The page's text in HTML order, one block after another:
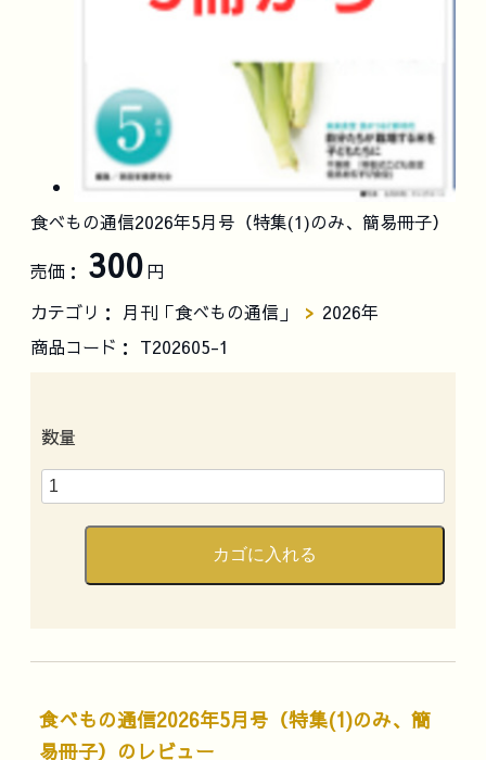
食べもの通信2026年5月号（特集(1)のみ、簡易冊子）
売価： 300円
カテゴリ： 月刊「食べもの通信」
2026年
商品コード： T202605-1
数量
食べもの通信2026年5月号（特集(1)のみ、簡
易冊子）のレビュー